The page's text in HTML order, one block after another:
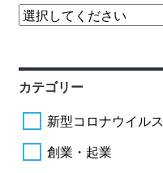
カテゴリー
新型コロナウイルス
創業・起業